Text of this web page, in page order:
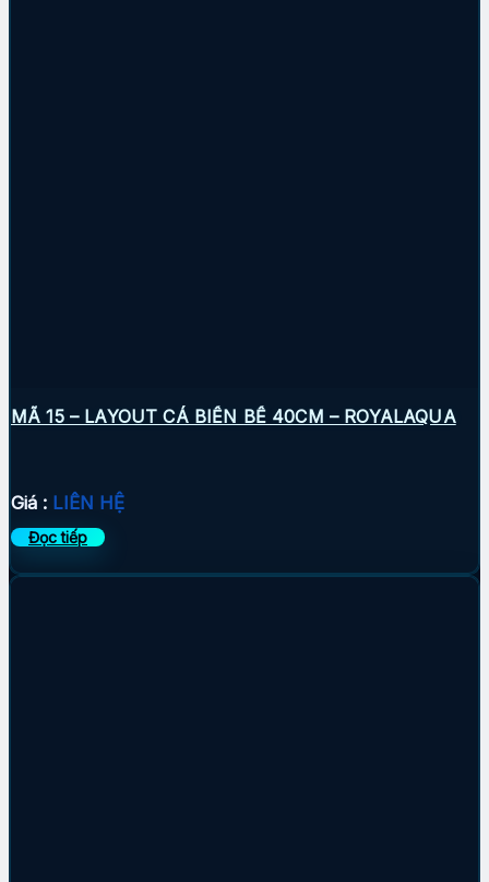
MÃ 15 – LAYOUT CÁ BIỂN BỂ 40CM – ROYALAQUA
Giá : LIÊN HỆ
Đọc tiếp